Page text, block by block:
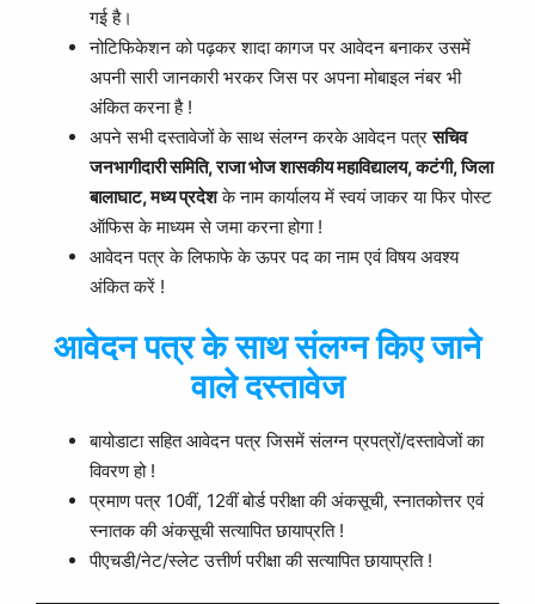
गई है।
नोटिफिकेशन को पढ़कर शादा कागज पर आवेदन बनाकर उसमें
अपनी सारी जानकारी भरकर जिस पर अपना मोबाइल नंबर भी
अंकित करना है !
अपने सभी दस्तावेजों के साथ संलग्न करके आवेदन पत्रसचिव
जनभागीदारी समिति, राजा भोज शासकीय महाविद्यालय, कटंगी, जिला
बालाघाट, मध्य प्रदेशके नाम कार्यालय में स्वयं जाकर या फिर पोस्ट
ऑफिस के माध्यम से जमा करना होगा !
आवेदन पत्र के लिफाफे के ऊपर पद का नाम एवं विषय अवश्य
अंकित करें !
आवेदन पत्र के साथ संलग्न किए जाने
वाले दस्तावेज
बायोडाटा सहित आवेदन पत्र जिसमें संलग्न प्रपत्रों/दस्तावेजों का
विवरण हो !
प्रमाण पत्र 10वीं, 12वीं बोर्ड परीक्षा की अंकसूची, स्नातकोत्तर एवं
स्नातक की अंकसूची सत्यापित छायाप्रति !
पीएचडी/नेट/स्लेट उत्तीर्ण परीक्षा की सत्यापित छायाप्रति !